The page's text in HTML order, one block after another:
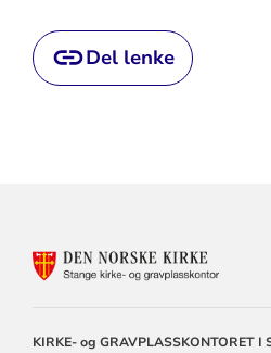
Del lenke
KIRKE- og GRAVPLASSKONTORET I